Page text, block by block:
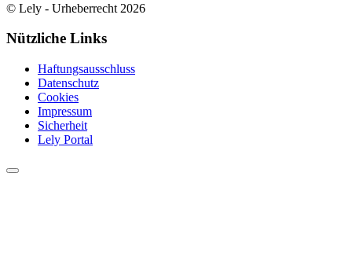
© Lely - Urheberrecht 2026
Nützliche Links
Haftungsausschluss
Datenschutz
Cookies
Impressum
Sicherheit
Lely Portal